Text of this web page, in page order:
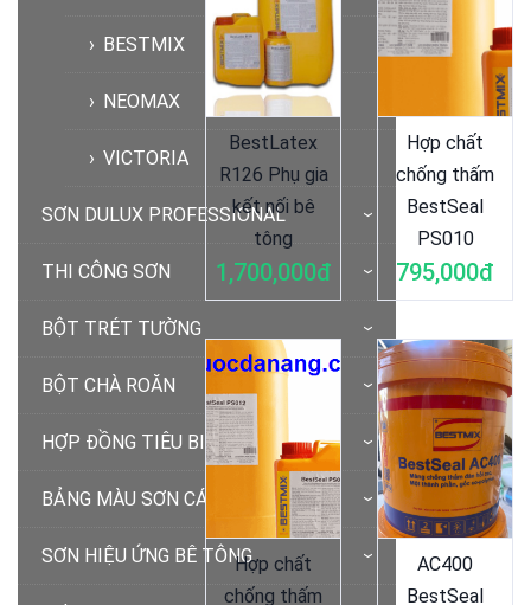
BESTMIX
NEOMAX
VICTORIA
SƠN DULUX PROFESSIONAL
THI CÔNG SƠN
BỘT TRÉT TƯỜNG
BỘT CHÀ ROĂN
HỢP ĐỒNG TIÊU BIỂU
BẢNG MÀU SƠN CÁC LOẠI
SƠN HIỆU ỨNG BÊ TÔNG
BestLatex
R126 Phụ gia
kết nối bê
tông
1,700,000đ
Hợp chất
chống thấm
BestSeal
PS010
795,000đ
Hợp chất
chống thấm
AC400
BestSeal